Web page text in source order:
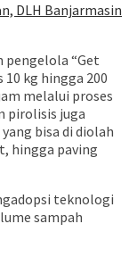
DLH Banjarmasin
pengelola “Get
kg hingga 200
melalui proses
pirolisis juga
bisa di diolah
hingga paving
teknologi
sampah